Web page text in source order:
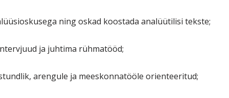
ning oskad koostada analüütilisi tekste;
ja juhtima rühmatööd;
arengule ja meeskonnatööle orienteeritud;